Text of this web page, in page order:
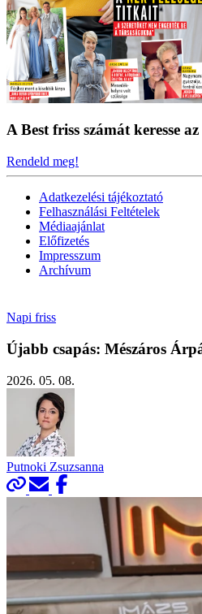
A Best friss számát keresse
Rendeld meg!
Adatkezelési tájékoztató
Felhasználási Feltételek
Médiaajánlat
Előfizetés
Impresszum
Archívum
Napi friss
Újabb csapás: Mészáros
2026. 05. 08.
Putnoki Zsuzsanna